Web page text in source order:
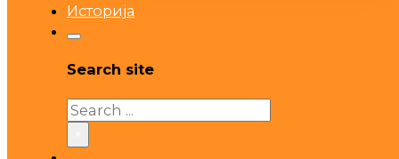
Историја
Search site
Search